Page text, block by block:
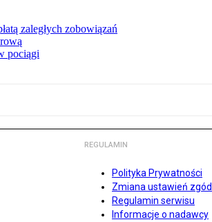
zaległych zobowiązań
pociągi
REGULAMIN
Polityka Prywatności
Zmiana ustawień zgód
Regulamin serwisu
Informacje o nadawcy